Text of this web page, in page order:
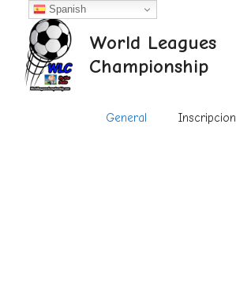
contenido
World Leagues
Championship
General Inscripcion
Spanish